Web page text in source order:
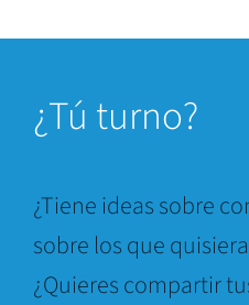
¿Tú turno?
¿Tiene ideas sobre
sobre los que
¿Quieres compartir